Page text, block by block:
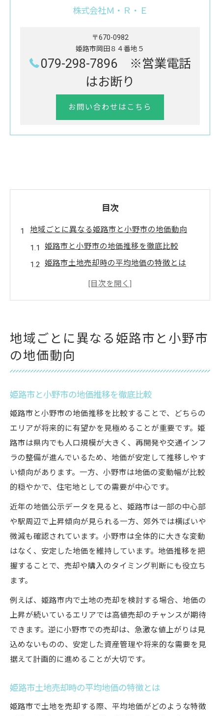
株式会社Ｍ・Ｒ・Ｅ
〒670-0982
姫路市岡田８４番地５
079-298-7896 ※営業電話
はお断り
お問い合わせはこちら
目次
地域ごとに異なる姫路市と小野市の地価動向
姫路市と小野市の地価推移を徹底比較
姫路市土地売却時の平均地価の特徴とは
小野市の土地相場と姫路市との違いを分析
姫路市土地売却の判断材料と価格傾向を比較
姫路市土地売却で重視すべき価格傾向とは
地価公示を基にした売却価格の決め方
姫路市土地坪単価と売却戦略の関係性
土地売却の判断材料としての地価推移分析
今、注目される地価公示とその見方とは
姫路市地価公示の基本と土地売却活用法
地価公示と坪単価から見る価格動向
地価公示を使った姫路市土地売却の判断法
気になる姫路市・小野市の土地相場の推移
姫路市土地売却に役立つ相場推移の見方
姫路地価推移を押さえた売却戦略の立て方
土地売却時に知りたい姫路市の相場変化
姫路市土地価格推移から将来性を見極める
地価マップから見る将来性あるエリア選定術
姫路市地価マップで将来性ある地域を選ぶ
土地売却に有利なエリアの見極めポイント
姫路市土地人気エリアの特徴と価格傾向
地域ごとに異なる姫路市と小野市
の地価動向
姫路市と小野市の地価推移を徹底比較
姫路市と小野市の地価推移を比較することで、どちらの
エリアが将来的に有望かを見極めることが重要です。姫
路市は県内でも人口規模が大きく、再開発や交通インフ
ラの整備が進んでいるため、地価が安定して推移しやす
い傾向があります。一方、小野市は地価の変動幅が比較
的穏やかで、住宅地としての需要が中心です。
近年の地価公示データを見ると、姫路市は一部の中心部
や駅周辺で上昇傾向が見られる一方、郊外では横ばいや
微減も確認されています。小野市は全体的に大きな変動
はなく、安定した地価を維持しています。地価推移を把
握することで、売却や購入のタイミング判断にも役立ち
ます。
例えば、姫路市内で土地の売却を検討する場合、地価の
上昇が続いているエリアでは高値売却のチャンスが期待
できます。逆に小野市での売却は、急激な値上がりは見
込めないものの、安定した資産管理や将来的な需要を見
据えて計画的に進めることが大切です。
姫路市土地売却時の平均地価の特徴とは
姫路市で土地を売却する際、平均地価がどのような特徴